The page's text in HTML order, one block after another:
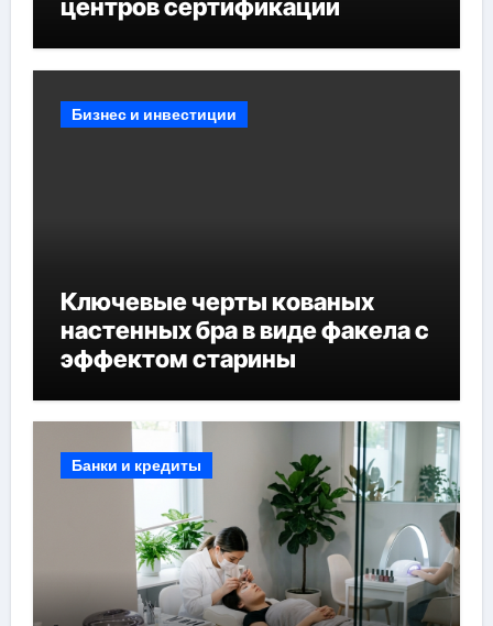
центров сертификации
Бизнес и инвестиции
Ключевые черты кованых
настенных бра в виде факела с
эффектом старины
Банки и кредиты